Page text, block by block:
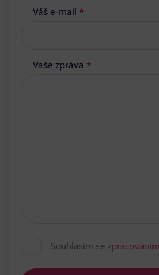
Váš e-mail *
Vaše zpráva *
Souhlasím se